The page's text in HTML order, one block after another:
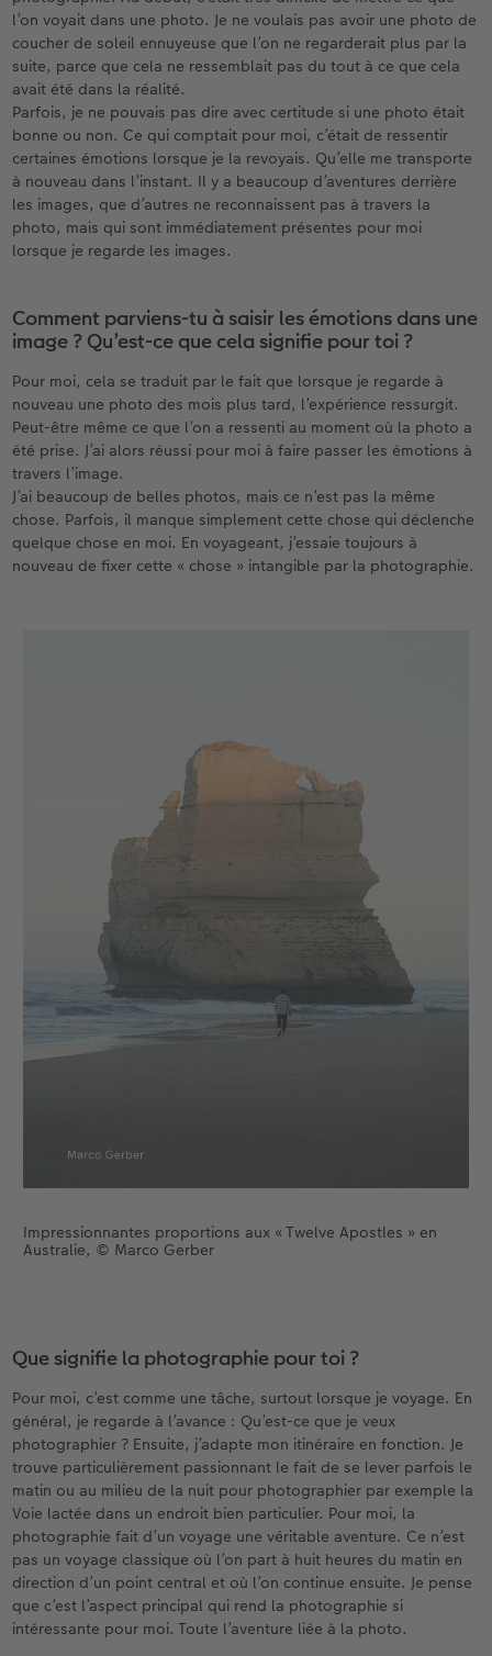
l’on voyait dans une photo. Je ne voulais pas avoir une photo de
coucher de soleil ennuyeuse que l’on ne regarderait plus par la
suite, parce que cela ne ressemblait pas du tout à ce que cela
avait été dans la réalité.
Parfois, je ne pouvais pas dire avec certitude si une photo était
bonne ou non. Ce qui comptait pour moi, c’était de ressentir
certaines émotions lorsque je la revoyais. Qu’elle me transporte
à nouveau dans l’instant. Il y a beaucoup d’aventures derrière
les images, que d’autres ne reconnaissent pas à travers la
photo, mais qui sont immédiatement présentes pour moi
lorsque je regarde les images.
Comment parviens-tu à saisir les émotions dans une
image ? Qu’est-ce que cela signifie pour toi ?
Pour moi, cela se traduit par le fait que lorsque je regarde à
nouveau une photo des mois plus tard, l’expérience ressurgit.
Peut-être même ce que l’on a ressenti au moment où la photo a
été prise. J’ai alors réussi pour moi à faire passer les émotions à
travers l’image.
J’ai beaucoup de belles photos, mais ce n’est pas la même
chose. Parfois, il manque simplement cette chose qui déclenche
quelque chose en moi. En voyageant, j’essaie toujours à
nouveau de fixer cette « chose » intangible par la photographie.
Impressionnantes proportions aux « Twelve Apostles » en
Australie, © Marco Gerber
Que signifie la photographie pour toi ?
Pour moi, c’est comme une tâche, surtout lorsque je voyage. En
général, je regarde à l’avance : Qu’est-ce que je veux
photographier ? Ensuite, j’adapte mon itinéraire en fonction. Je
trouve particulièrement passionnant le fait de se lever parfois le
matin ou au milieu de la nuit pour photographier par exemple la
Voie lactée dans un endroit bien particulier. Pour moi, la
photographie fait d’un voyage une véritable aventure. Ce n’est
pas un voyage classique où l’on part à huit heures du matin en
direction d’un point central et où l’on continue ensuite. Je pense
que c’est l’aspect principal qui rend la photographie si
intéressante pour moi. Toute l’aventure liée à la photo.